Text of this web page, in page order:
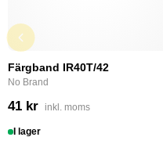
Färgband IR40T/42
No Brand
41 kr inkl. moms
I lager